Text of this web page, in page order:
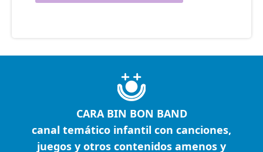
CARA BIN BON BAND
canal temático infantil con canciones,
juegos y otros contenidos amenos y